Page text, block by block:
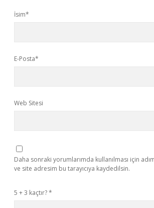
İsim*
E-Posta*
Web Sitesi
Daha sonraki yorumlarımda kullanılması için
ve site adresim bu tarayıcıya kaydedilsin.
5 + 3 kaçtır?*